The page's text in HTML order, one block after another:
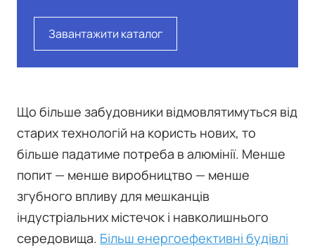
Завантажити каталог
Що більше забудовники відмовлятимуться від
старих технологій на користь нових, то
більше падатиме потреба в алюмінії. Менше
попит — менше виробництво — менше
згубного впливу для мешканців
індустріальних містечок і навколишнього
середовища. Більш енергоефективні будівлі